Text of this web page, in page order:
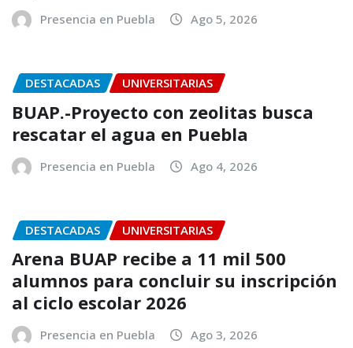
Presencia en Puebla Ago 5, 2026
DESTACADAS UNIVERSITARIAS
BUAP.-Proyecto con zeolitas busca
rescatar el agua en Puebla
Presencia en Puebla Ago 4, 2026
DESTACADAS UNIVERSITARIAS
Arena BUAP recibe a 11 mil 500
alumnos para concluir su inscripción
al ciclo escolar 2026
Presencia en Puebla Ago 3, 2026